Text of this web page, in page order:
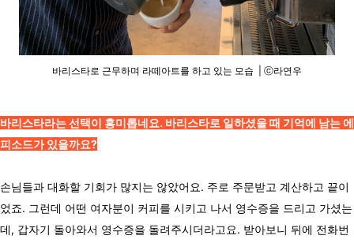
바리스타로 근무하며 라떼아트를 하고 있는 모습 | ⓒ라연우
바리스타라는 선택이 흥미롭네요. 바리스타로 일하셨을 때 기억에 남는 에
피소드가 있을까요?
손님들과 대화할 기회가 많지는 않았어요. 주로 주문받고 계산하고 끝이
었죠. 그런데 어떤 여자분이 커피를 시키고 나서 영수증을 드리고 가셨는
데, 갑자기 돌아와서 영수증을 돌려주시더라고요. 받아보니 뒤에 전화번